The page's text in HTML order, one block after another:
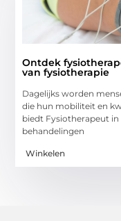
Ontdek
van fysiotherapie
Dagelijks worden
die hun mobiliteit en
biedt Fysiotherapeut in
behandelingen
Winkelen